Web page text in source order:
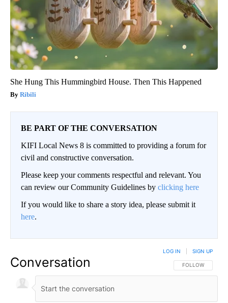
She Hung This Hummingbird House. Then This Happened
Ribili
BE PART OF THE CONVERSATION
KIFI Local News 8 is committed to providing a forum for
civil and constructive conversation.
Please keep your comments respectful and relevant. You
can review our Community Guidelines by clicking here
If you would like to share a story idea, please submit it
here.
Conversation FOLLOW THIS
FOLLOW
LOG IN SIGN UP